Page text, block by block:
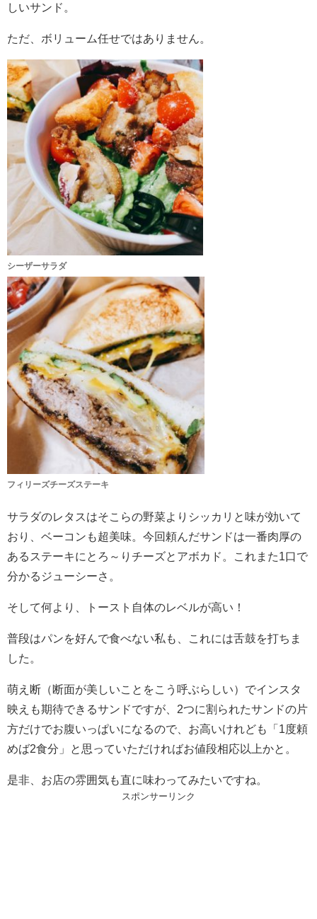
しいサンド。
ただ、ボリューム任せではありません。
シーザーサラダ
フィリーズチーズステーキ
サラダのレタスはそこらの野菜よりシッカリと味が効いて
おり、ベーコンも超美味。今回頼んだサンドは一番肉厚の
あるステーキにとろ～りチーズとアボカド。これまた1口で
分かるジューシーさ。
そして何より、トースト自体のレベルが高い！
普段はパンを好んで食べない私も、これには舌鼓を打ちま
した。
萌え断（断面が美しいことをこう呼ぶらしい）でインスタ
映えも期待できるサンドですが、2つに割られたサンドの片
方だけでお腹いっぱいになるので、お高いけれども「1度頼
めば2食分」と思っていただければお値段相応以上かと。
是非、お店の雰囲気も直に味わってみたいですね。
スポンサーリンク